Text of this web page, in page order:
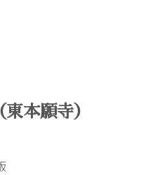
本願寺）